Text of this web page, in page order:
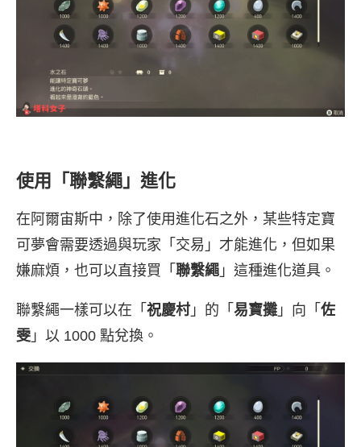
使用「聯繫繩」進化
在阿爾宙斯中，除了使用進化石之外，某些特定寶
可夢會需要透過與玩家「交易」才能進化，但如果
嫌麻煩，也可以直接買「 聯繫繩 」這種進化道具。
聯繫繩一樣可以在「 祝慶村」的「 易寶攤 」向「 佐
雯 」以 1000 點兌換。